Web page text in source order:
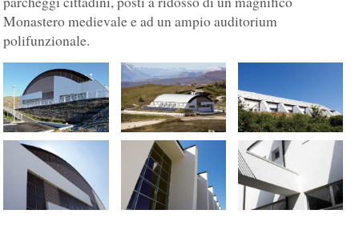
Monastero medievale e ad un ampio auditorium
polifunzionale.